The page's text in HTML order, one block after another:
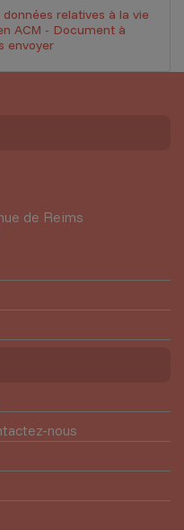
relatives à la vie
ACM - Document à
envoyer
de Reims
nous